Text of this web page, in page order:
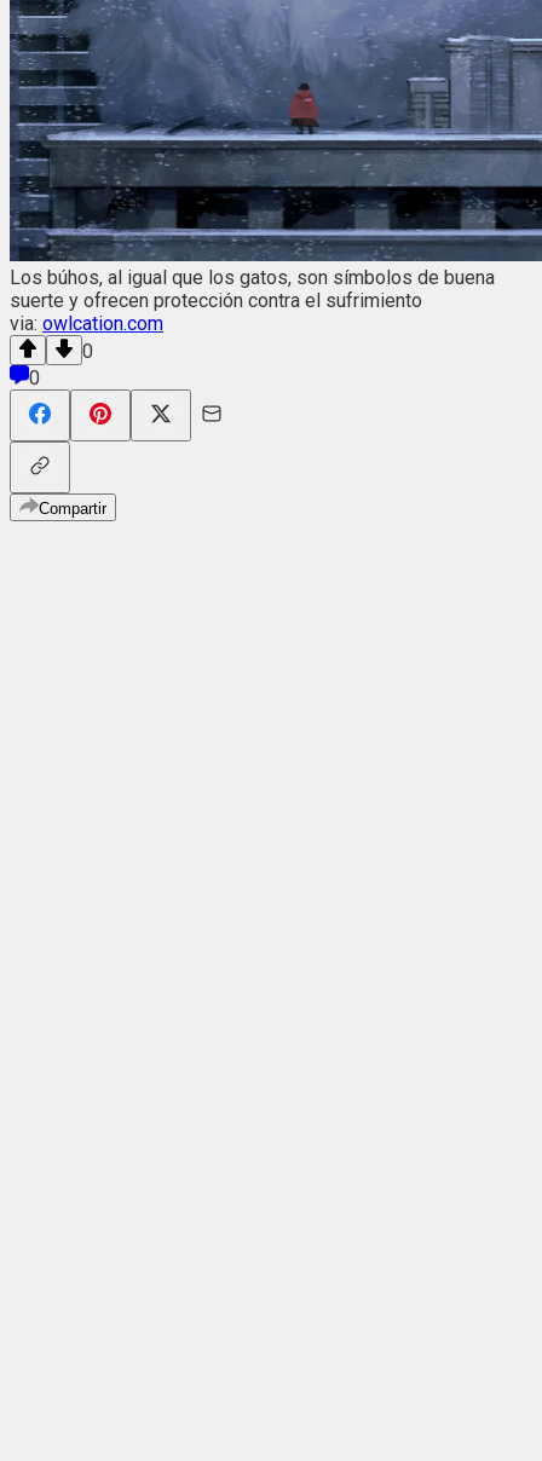
Los búhos, al igual que los gatos, son símbolos de buena
suerte y ofrecen protección contra el sufrimiento
via: owlcation.com
0
0
Compartir